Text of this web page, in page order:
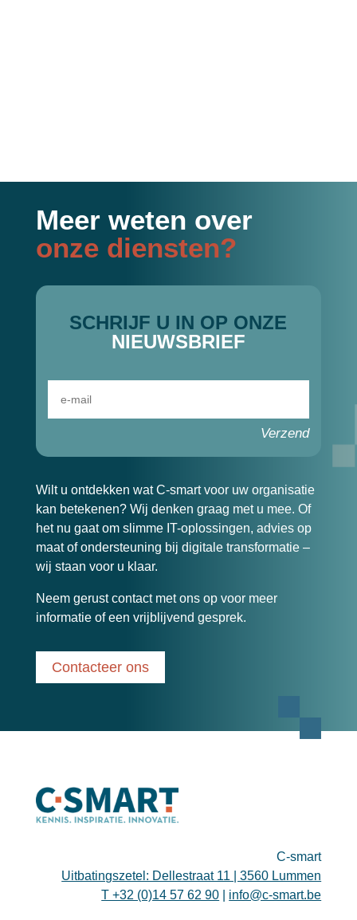
Meer weten over
onze diensten?
SCHRIJF U IN OP ONZE
NIEUWSBRIEF
Verzend
Wilt u ontdekken wat C-smart voor uw organisatie
kan betekenen? Wij denken graag met u mee. Of
het nu gaat om slimme IT-oplossingen, advies op
maat of ondersteuning bij digitale transformatie –
wij staan voor u klaar.
Neem gerust contact met ons op voor meer
informatie of een vrijblijvend gesprek.
Contacteer ons
C-smart
Uitbatingszetel: Dellestraat 11 | 3560 Lummen
T +32 (0)14 57 62 90
info@c-smart.be